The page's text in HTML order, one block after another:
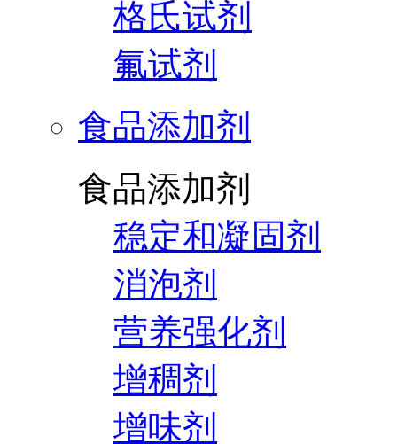
格氏试剂
氟试剂
食品添加剂
食品添加剂
稳定和凝固剂
消泡剂
营养强化剂
增稠剂
增味剂